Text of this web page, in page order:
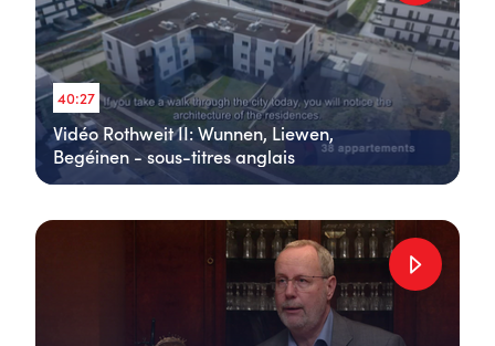
40:27
Vidéo Rothweit II: Wunnen, Liewen,
Begéinen - sous-titres anglais